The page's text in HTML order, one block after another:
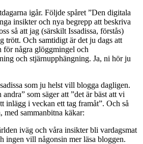
igår. Följde spåret ”Den digitala
insikter och nya begrepp att beskriva
så att jag (särskilt Issadissa, förstås)
trött. Och samtidigt är det ju dags att
för några glöggmingel och
och stjärnupphängning. Ja, ni hör ju
som ju helst vill blogga dagligen.
som säger att ”det är bäst att vi
inlägg i veckan ett tag framåt”. Och så
med sammanbitna käkar:
iväg och våra insikter bli vardagsmat
ingen vill någonsin mer läsa bloggen.